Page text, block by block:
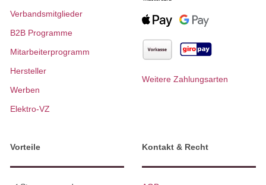
Verbandsmitglieder
B2B Programme
Mitarbeiterprogramm
Hersteller
Werben
Elektro-VZ
Weitere Zahlungsarten
Vorteile Kontakt & Recht